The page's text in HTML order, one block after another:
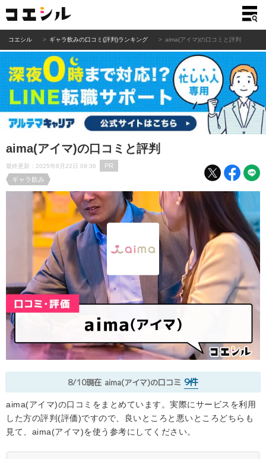
コエシル ギャラ飲みの口コミ(評判)ランキング aima(アイマ)の口コミと評判
aima(アイマ)の口コミと評判
最終更新：2025年8月22日 09:36
PR
ギャラ飲み
8/10現在 aima(アイマ)の口コミ 9件
aima(アイマ)の口コミをまとめています。実際にサービスを利用
した方の評判(評価)ですので、良いところと悪いところどちらも
見て、aima(アイマ)を使う参考にしてください。